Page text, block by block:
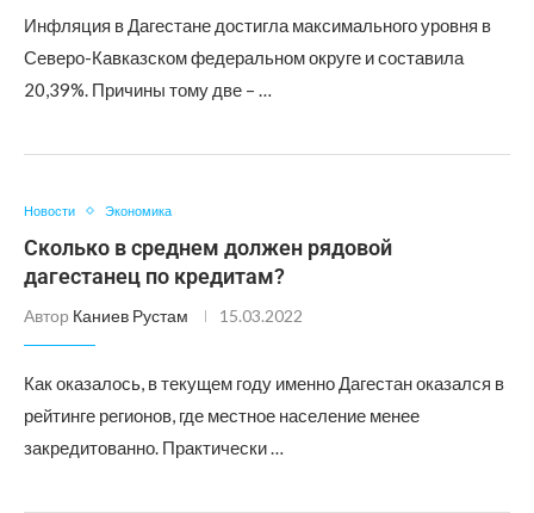
Инфляция в Дагестане достигла максимального уровня в
Северо-Кавказском федеральном округе и составила
20,39%. Причины тому две – …
Новости Экономика
Сколько в среднем должен рядовой
дагестанец по кредитам?
Автор Каниев Рустам 15.03.2022
Как оказалось, в текущем году именно Дагестан оказался в
рейтинге регионов, где местное население менее
закредитованно. Практически …